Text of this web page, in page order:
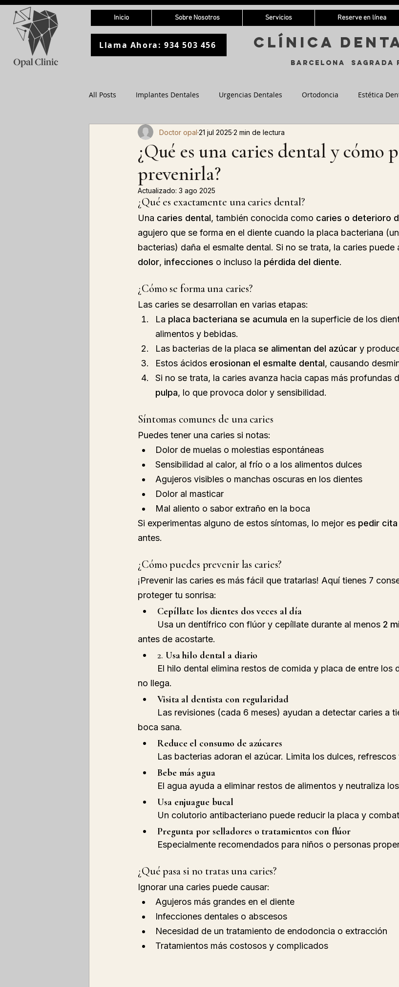
Inicio Sobre Nosotros Servicios Reserve en línea
Clínica
Barcelona Sagrada
Llama Ahora: 934 503 456
All Posts Implantes Dentales Urgencias Dentales Ortodoncia Estética
Encías y Periodoncia Odontopediatría Odontología Digital
¿Qué es una caries dental y cómo
prevenirla?
Doctor opal 21 jul 2025 2 min de lectura
Actualizado: 3 ago 2025
¿Qué es exactamente una caries dental?
Una caries dental, también conocida como caries o deterioro
agujero que se forma en el diente cuando la placa bacteriana
bacterias) daña el esmalte dental. Si no se trata, la caries puede
dolor, infecciones o incluso la pérdida del diente.
¿Cómo se forma una caries?
Las caries se desarrollan en varias etapas:
La placa bacteriana se acumula en la superficie de los
alimentos y bebidas.
Las bacterias de la placa se alimentan del azúcar y
Estos ácidos erosionan el esmalte dental, causando
Si no se trata, la caries avanza hacia capas más profundas
pulpa, lo que provoca dolor y sensibilidad.
Síntomas comunes de una caries
Puedes tener una caries si notas:
Dolor de muelas o molestias espontáneas
Sensibilidad al calor, al frío o a los alimentos dulces
Agujeros visibles o manchas oscuras en los dientes
Dolor al masticar
Mal aliento o sabor extraño en la boca
Si experimentas alguno de estos síntomas, lo mejor es pedir
antes.
¿Cómo puedes prevenir las caries?
¡Prevenir las caries es más fácil que tratarlas! Aquí tienes 7
proteger tu sonrisa:
Cepíllate los dientes dos veces al día
	Usa un dentífrico con flúor y cepíllate durante al menos
2
antes de acostarte.
2. Usa hilo dental a diario
no llega.
Visita al dentista con regularidad
boca sana.
Reduce el consumo de azúcares
Las bacterias adoran el azúcar. Limita los dulces,
Bebe más agua
El agua ayuda a eliminar restos de alimentos y neutraliza
Usa enjuague bucal
Un colutorio antibacteriano puede reducir la placa y
Pregunta por selladores o tratamientos con flúor
Especialmente recomendados para niños o personas
¿Qué pasa si no tratas una caries?
Ignorar una caries puede causar:
Agujeros más grandes en el diente
Infecciones dentales o abscesos
Necesidad de un tratamiento de endodoncia o extracción
Tratamientos más costosos y complicados